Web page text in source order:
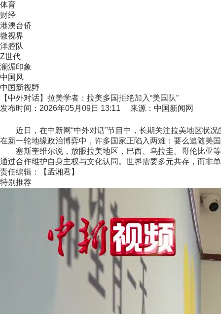
体育
财经
港澳台侨
微视界
洋腔队
Z世代
澜湄印象
中国风
中国新视野
【中外对话】拉美学者：拉美多国拒绝加入“美国队”
发布时间：2026年05月09日 13:11 来源：中国新闻网
近日，在中新网“中外对话”节目中，长期关注拉美地区状况
在新一轮地缘政治博弈中，许多国家正陷入两难：要么追随美
塞斯奎维尔说，放眼拉美地区，巴西、乌拉圭、哥伦比亚等
通过合作维护自身主权与文化认同。世界需要多元共存，而非
责任编辑：【孟湘君】
特别推荐